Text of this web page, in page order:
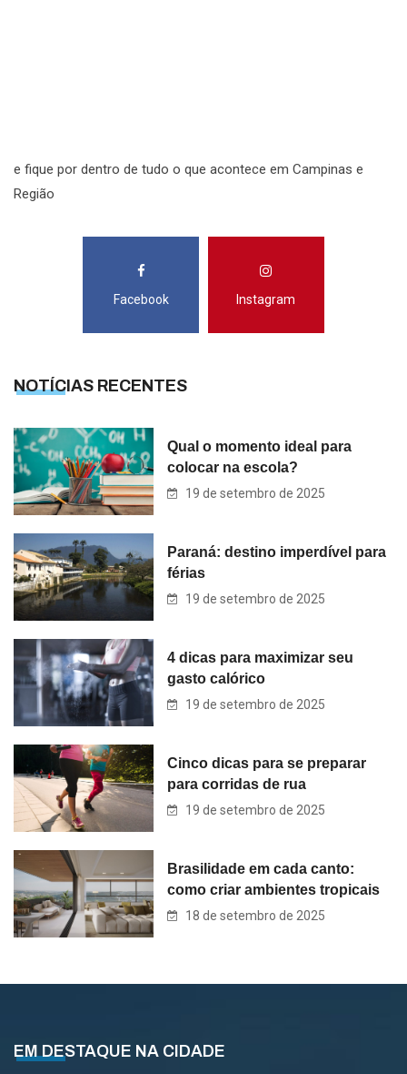
e fique por dentro de tudo o que acontece em Campinas e
Região
Facebook Instagram
NOTÍCIAS RECENTES
Qual o momento ideal para
colocar na escola?
19 de setembro de 2025
Paraná: destino imperdível para
férias
19 de setembro de 2025
4 dicas para maximizar seu
gasto calórico
19 de setembro de 2025
Cinco dicas para se preparar
para corridas de rua
19 de setembro de 2025
Brasilidade em cada canto:
como criar ambientes tropicais
18 de setembro de 2025
EM DESTAQUE NA CIDADE